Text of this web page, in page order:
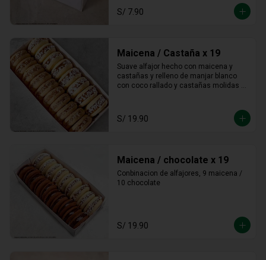
S/ 7.90
Maicena / Castaña x 19
Suave alfajor hecho con maicena y
castañas y relleno de manjar blanco
con coco rallado y castañas molidas
S/ 19.90
Maicena / chocolate x 19
Conbinacion de alfajores, 9 maicena /
10 chocolate
S/ 19.90